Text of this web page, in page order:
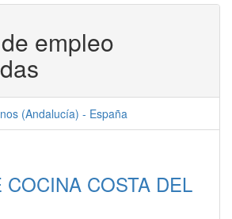
empleo
(Andalucía) - España
COCINA COSTA DEL